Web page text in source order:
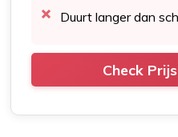
Duurt langer dan
Check